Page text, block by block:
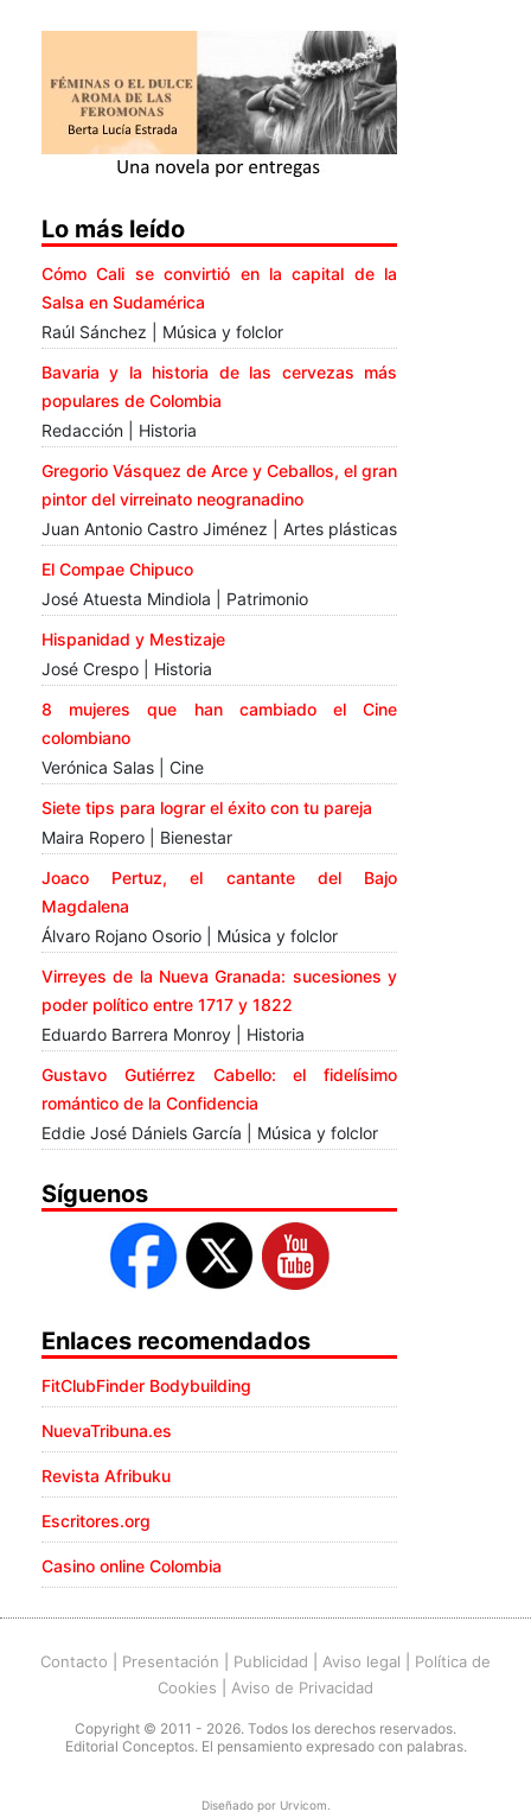
Lo más leído
Cómo Cali se convirtió en la capital de la
Salsa en Sudamérica
Raúl Sánchez | Música y folclor
Bavaria y la historia de las cervezas más
populares de Colombia
Redacción | Historia
Gregorio Vásquez de Arce y Ceballos, el gran
pintor del virreinato neogranadino
Juan Antonio Castro Jiménez | Artes plásticas
El Compae Chipuco
José Atuesta Mindiola | Patrimonio
Hispanidad y Mestizaje
José Crespo | Historia
8 mujeres que han cambiado el Cine
colombiano
Verónica Salas | Cine
Siete tips para lograr el éxito con tu pareja
Maira Ropero | Bienestar
Joaco Pertuz, el cantante del Bajo
Magdalena
Álvaro Rojano Osorio | Música y folclor
Virreyes de la Nueva Granada: sucesiones y
poder político entre 1717 y 1822
Eduardo Barrera Monroy | Historia
Gustavo Gutiérrez Cabello: el fidelísimo
romántico de la Confidencia
Eddie José Dániels García | Música y folclor
Síguenos
Enlaces recomendados
FitClubFinder Bodybuilding
NuevaTribuna.es
Revista Afribuku
Escritores.org
Casino online Colombia
Contacto Presentación Publicidad Aviso legal
Política de
Cookies
Aviso de Privacidad
Copyright © 2011 - 2026. Todos los derechos reservados.
Editorial Conceptos. El pensamiento expresado con palabras.
Diseñado por Urvicom